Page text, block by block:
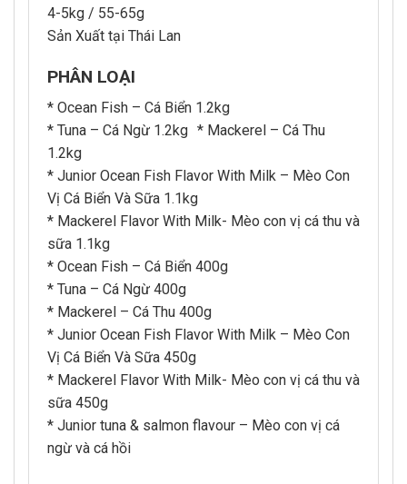
4-5kg / 55-65g
Sản Xuất tại Thái Lan
PHÂN LOẠI
* Ocean Fish – Cá Biển 1.2kg
* Tuna – Cá Ngừ 1.2kg * Mackerel – Cá Thu
1.2kg
* Junior Ocean Fish Flavor With Milk – Mèo Con
Vị Cá Biển Và Sữa 1.1kg
* Mackerel Flavor With Milk- Mèo con vị cá thu và
sữa 1.1kg
* Ocean Fish – Cá Biển 400g
* Tuna – Cá Ngừ 400g
* Mackerel – Cá Thu 400g
* Junior Ocean Fish Flavor With Milk – Mèo Con
Vị Cá Biển Và Sữa 450g
* Mackerel Flavor With Milk- Mèo con vị cá thu và
sữa 450g
* Junior tuna & salmon flavour – Mèo con vị cá
ngừ và cá hồi